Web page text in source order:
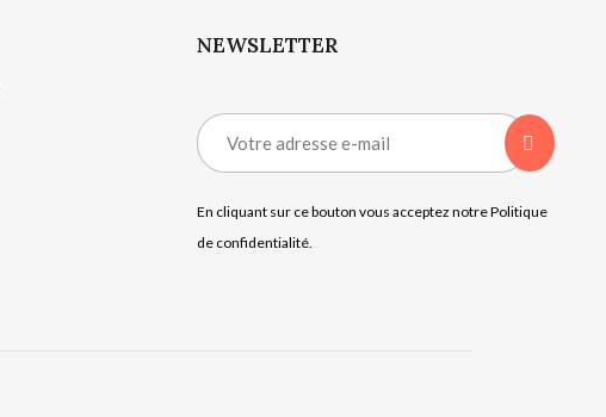
NEWSLETTER
En cliquant sur ce bouton vous acceptez notre Politique
de confidentialité.